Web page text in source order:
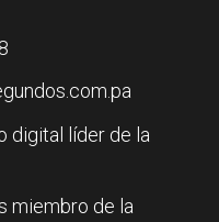
digital líder de la
miembro de la